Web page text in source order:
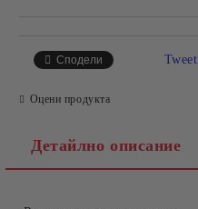
Сподели Tweet
Оцени продукта
Детайлно описание